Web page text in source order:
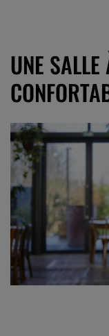
UNE